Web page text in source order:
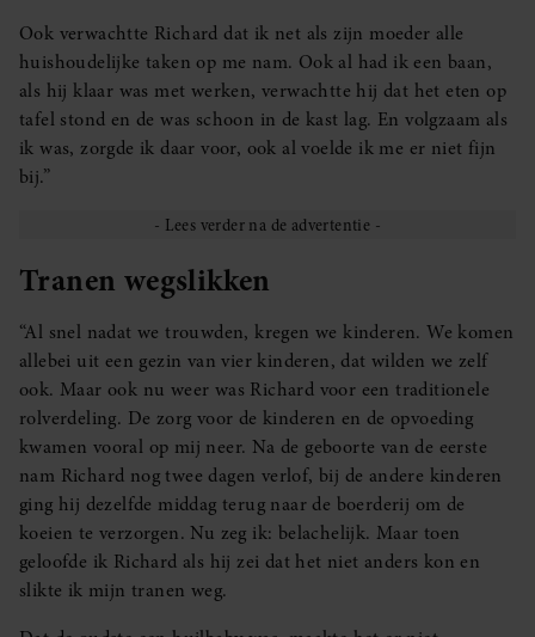
Ook verwachtte Richard dat ik net als zijn moeder alle
huishoudelijke taken op me nam. Ook al had ik een baan,
als hij klaar was met werken, verwachtte hij dat het eten op
tafel stond en de was schoon in de kast lag. En volgzaam als
ik was, zorgde ik daar voor, ook al voelde ik me er niet fijn
bij.”
Tranen wegslikken
“Al snel nadat we trouwden, kregen we kinderen. We komen
allebei uit een gezin van vier kinderen, dat wilden we zelf
ook. Maar ook nu weer was Richard voor een traditionele
rolverdeling. De zorg voor de kinderen en de opvoeding
kwamen vooral op mij neer. Na de geboorte van de eerste
nam Richard nog twee dagen verlof, bij de andere kinderen
ging hij dezelfde middag terug naar de boerderij om de
koeien te verzorgen. Nu zeg ik: belachelijk. Maar toen
geloofde ik Richard als hij zei dat het niet anders kon en
slikte ik mijn tranen weg.